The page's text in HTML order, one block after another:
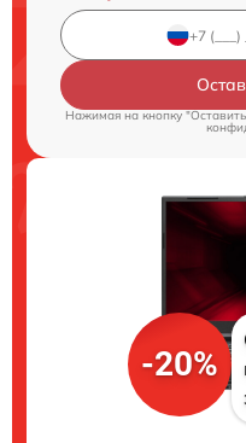
Нажимая на кнопку
-20%